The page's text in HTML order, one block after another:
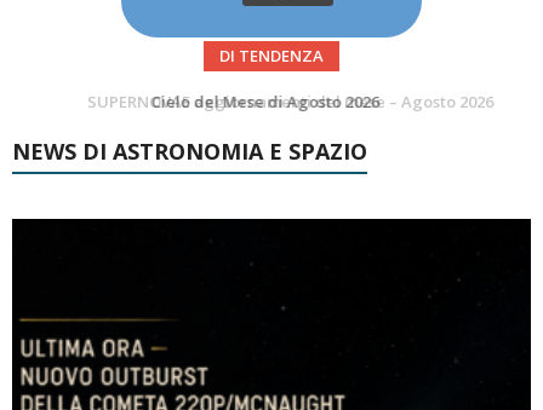
DI TENDENZA
SUPERNOVAE aggiornamenti del mese – Agosto 2026
Le Comete del mese di Agosto: LA 10P/TEMPEL AL PERIELIO
NEWS DI ASTRONOMIA E SPAZIO